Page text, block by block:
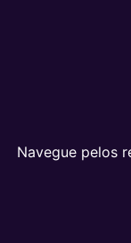
Navegue pelos